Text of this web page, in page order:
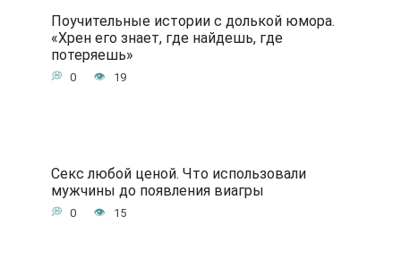
Поучительные истории с долькой юмора.
«Хрен его знает, где найдешь, где
потеряешь»
0 19
Секс любой ценой. Что использовали
мужчины до появления виагры
0 15